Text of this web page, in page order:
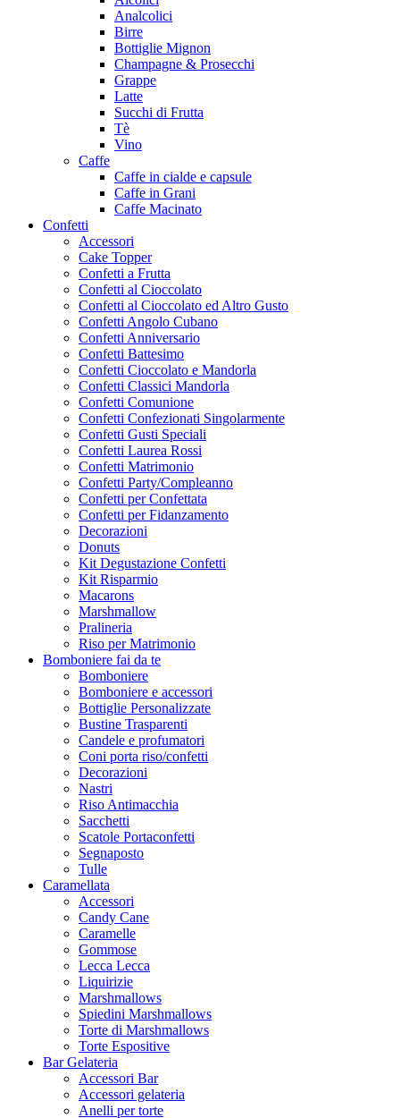
Analcolici
Birre
Bottiglie Mignon
Champagne & Prosecchi
Grappe
Latte
Succhi di Frutta
Tè
Vino
Caffe
Caffe in cialde e capsule
Caffe in Grani
Caffe Macinato
Confetti
Accessori
Cake Topper
Confetti a Frutta
Confetti al Cioccolato
Confetti al Cioccolato ed Altro Gusto
Confetti Angolo Cubano
Confetti Anniversario
Confetti Battesimo
Confetti Cioccolato e Mandorla
Confetti Classici Mandorla
Confetti Comunione
Confetti Confezionati Singolarmente
Confetti Gusti Speciali
Confetti Laurea Rossi
Confetti Matrimonio
Confetti Party/Compleanno
Confetti per Confettata
Confetti per Fidanzamento
Decorazioni
Donuts
Kit Degustazione Confetti
Kit Risparmio
Macarons
Marshmallow
Pralineria
Riso per Matrimonio
Bomboniere fai da te
Bomboniere
Bomboniere e accessori
Bottiglie Personalizzate
Bustine Trasparenti
Candele e profumatori
Coni porta riso/confetti
Decorazioni
Nastri
Riso Antimacchia
Sacchetti
Scatole Portaconfetti
Segnaposto
Tulle
Caramellata
Accessori
Candy Cane
Caramelle
Gommose
Lecca Lecca
Liquirizie
Marshmallows
Spiedini Marshmallows
Torte di Marshmallows
Torte Espositive
Bar Gelateria
Accessori Bar
Accessori gelateria
Anelli per torte